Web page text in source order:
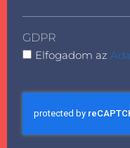
GDPR
Elfogadom az